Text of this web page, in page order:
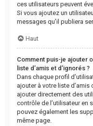
ces utilisateurs peuvent
Si vous ajoutez un
messages qu’il publiera
Haut
Comment puis-je ajouter
liste d’amis et d’ignorés ?
Dans chaque profil
ajouter à votre liste d’amis
ajouter directement des
contrôle de l’utilisateur en
pouvez également les
même page.